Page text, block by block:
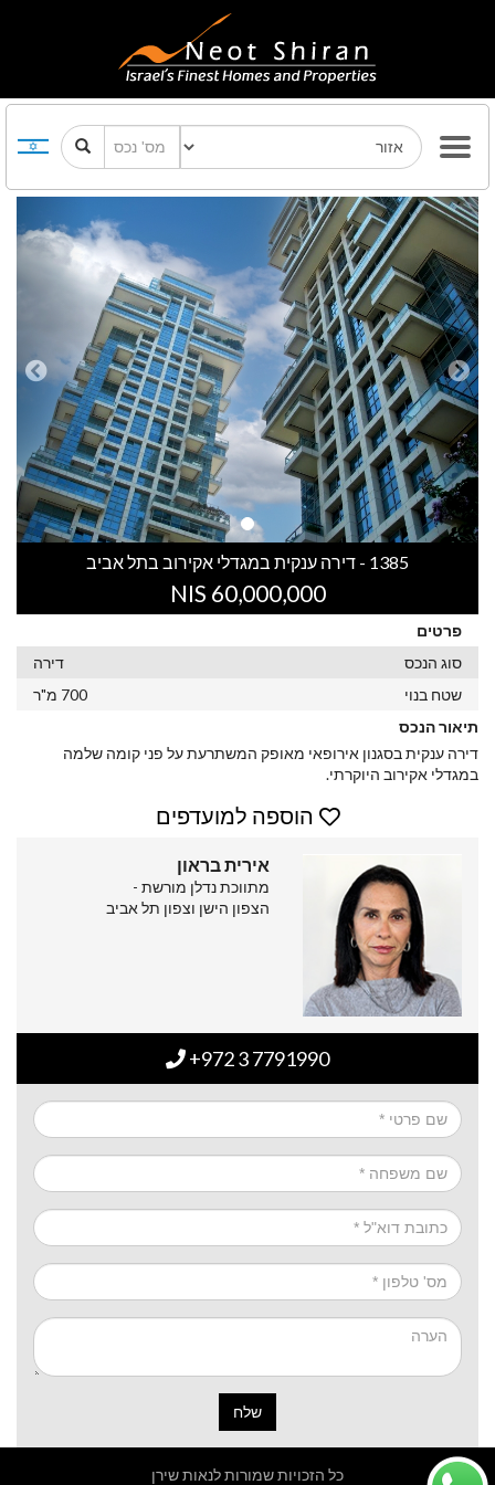
Previous Next
1385 - דירה ענקית במגדלי אקירוב בתל אביב
60,000,000 NIS
פרטים
סוג הנכס
דירה
שטח בנוי
700 מ"ר
תיאור הנכס
דירה ענקית בסגנון אירופאי מאופק המשתרעת על פני קומה שלמה
במגדלי אקירוב היוקרתי.
הוספה למועדפים
אירית בראון
מתווכת נדלן מורשת -
הצפון הישן וצפון תל אביב
+972 3 7791990
שלח
כל הזכויות שמורות לנאות שירן